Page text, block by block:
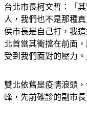
台北市長柯文哲：「
人，我們也不是那種
侯市長是自己打，我
北首當其衝擋在前面
受到我們面對的壓力。
雙北依舊是疫情浪頭
峰，先前確診的副市